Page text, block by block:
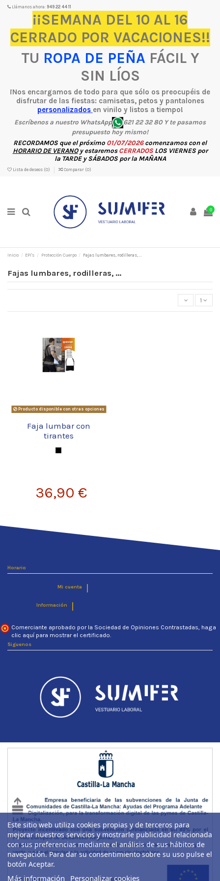
Llámanos ahora: 949 22 44 11
¡¡SEMANA DEL 10 AL 16
CERRADO POR VACACIONES!!
TU ROPA DE PEÑA FÁCIL Y
SIN LÍOS
¡Nos encargamos de todo para que sólo os preocupéis de
disfrutar de las fiestas: camisetas, petos y pantalones
personalizados en vinilo y listos a tiempo!
Escríbenos a nuestro WhatsApp
621 22 32 80 Y te pasamos
presupuesto hoy mismo!
RECORDAMOS que el próximo 01/07/2026comenzamos con el
HORARIO DE VERANOy estaremos CERRADOS LOS VIERNESpor
la TARDEy SÁBADOSpor la MAÑANA
Lista de deseos (0) Comparar (0)
0
Inicio EPI's Protección Cuerpo Fajas lumbares, rodilleras, ...
Fajas lumbares, rodilleras, ...
1
Producto disponible con otras opciones
Faja lumbar con
tirantes
36,90 €
Negro
Horario
Mi cuenta
Información
Este sitio web utiliza cookies propias y de terceros para
mejorar nuestros servicios y mostrarle publicidad relacionada
con sus preferencias mediante el análisis de sus hábitos de
navegación. Para dar su consentimiento sobre su uso pulse el
botón Aceptar.
Más información Personalizar cookies
Comerciante aprobado por la Sociedad de Opiniones Contrastadas, haga
clic aquí para mostrar el certificado
Siguenos